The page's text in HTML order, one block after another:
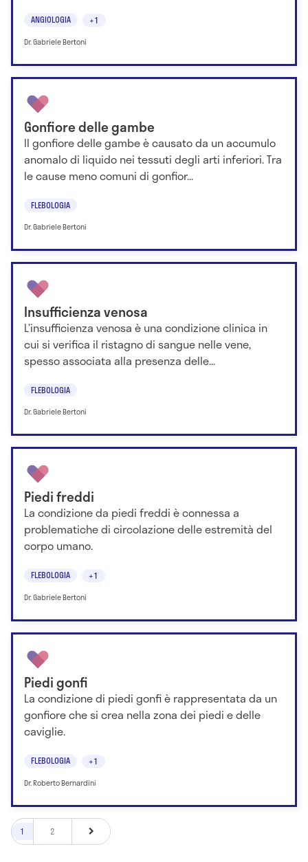
ANGIOLOGIA +1
Dr. Gabriele Bertoni
Gonfiore delle gambe
Il gonfiore delle gambe è causato da un accumulo
anomalo di liquido nei tessuti degli arti inferiori. Tra
le cause meno comuni di gonfior...
FLEBOLOGIA
Dr. Gabriele Bertoni
Insufficienza venosa
L’insufficienza venosa è una condizione clinica in
cui si verifica il ristagno di sangue nelle vene,
spesso associata alla presenza delle...
FLEBOLOGIA
Dr. Gabriele Bertoni
Piedi freddi
La condizione da piedi freddi è connessa a
problematiche di circolazione delle estremità del
corpo umano.
FLEBOLOGIA +1
Dr. Gabriele Bertoni
Piedi gonfi
La condizione di piedi gonfi è rappresentata da un
gonfiore che si crea nella zona dei piedi e delle
caviglie.
FLEBOLOGIA +1
Dr. Roberto Bernardini
1 2